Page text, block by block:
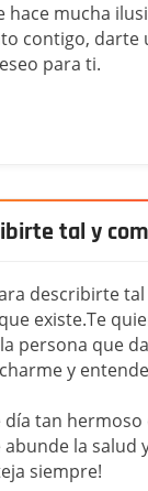
hace mucha
contigo, darte
para ti.
tal y
describirte
existe.Te
persona que
y
tan hermoso
la salud
siempre!